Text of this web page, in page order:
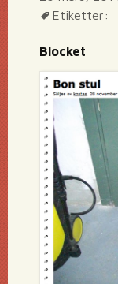
Etiketter:
Blocket